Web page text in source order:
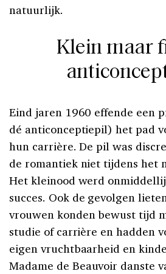
natuurlijk.
Klein maar
Eind jaren 1960 effende een
dé anticonceptiepil) het pad
hun carrière. De pil was
de romantiek niet tijdens het
Het kleinood werd
succes. Ook de gevolgen
vrouwen konden bewust tijd
studie of carrière en hadden
eigen vruchtbaarheid en
Madame de Beauvoir danste